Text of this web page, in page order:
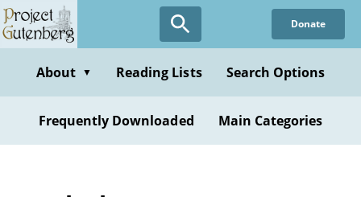
Skip
to
content
Donate
About ▼ Reading Lists Search Options
Frequently Downloaded Main Categories